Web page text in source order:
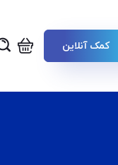
کمک آنلاین